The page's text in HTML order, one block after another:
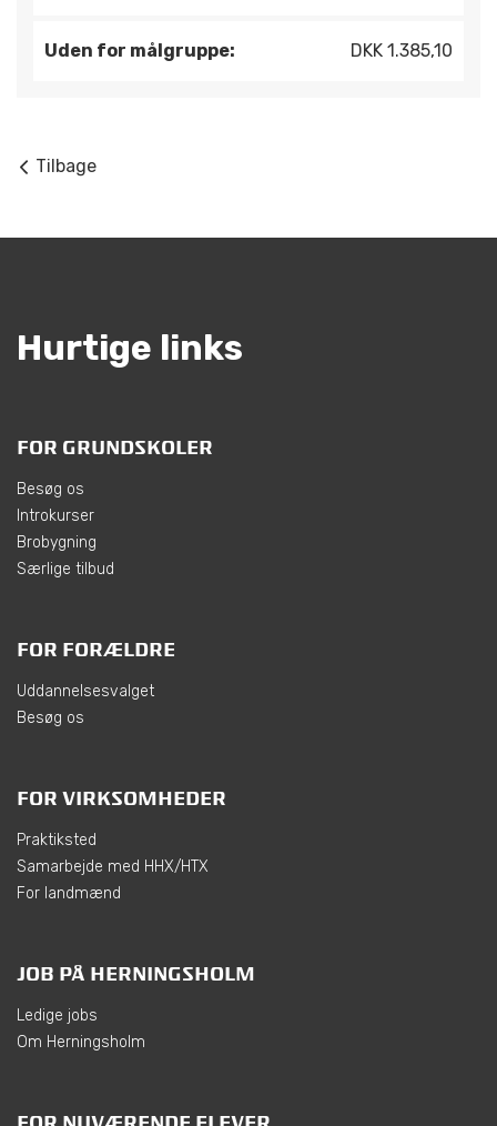
Uden for målgruppe: DKK 1.385,10
Tilbage
Hurtige links
FOR GRUNDSKOLER
Besøg os
Introkurser
Brobygning
Særlige tilbud
FOR FORÆLDRE
Uddannelsesvalget
Besøg os
FOR VIRKSOMHEDER
Praktiksted
Samarbejde med HHX/HTX
For landmænd
JOB PÅ HERNINGSHOLM
Ledige jobs
Om Herningsholm